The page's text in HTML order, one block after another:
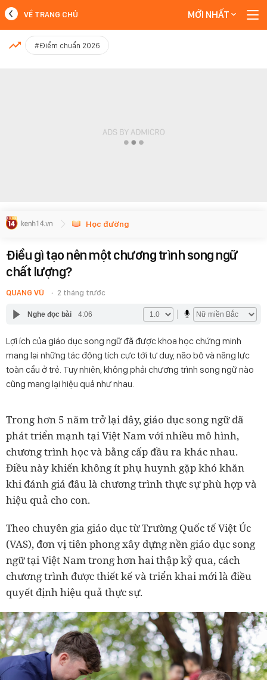
MỚI NHẤT
VỀ TRANG CHỦ MỚI NHẤT
#Điểm chuẩn 2026
Học đường
Điều gì tạo nên một chương trình song ngữ
chất lượng?
QUANG VŨ 2 tháng trước
Nghe đọc bài 4:06
Lợi ích của giáo dục song ngữ đã được khoa học chứng minh
mang lại những tác động tích cực tới tư duy, não bộ và năng lực
toàn cầu ở trẻ. Tuy nhiên, không phải chương trình song ngữ nào
cũng mang lại hiệu quả như nhau.
Trong hơn 5 năm trở lại đây, giáo dục song ngữ đã
phát triển mạnh tại Việt Nam với nhiều mô hình,
chương trình học và bằng cấp đầu ra khác nhau.
Điều này khiến không ít phụ huynh gặp khó khăn
khi đánh giá đâu là chương trình thực sự phù hợp và
hiệu quả cho con.
Theo chuyên gia giáo dục từ Trường Quốc tế Việt Úc
(VAS), đơn vị tiên phong xây dựng nền giáo dục song
ngữ tại Việt Nam trong hơn hai thập kỷ qua, cách
chương trình được thiết kế và triển khai mới là điều
quyết định hiệu quả thực sự.